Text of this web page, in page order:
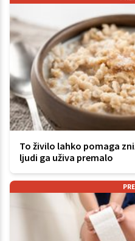
To živilo lahko pomaga
ljudi ga uživa premalo